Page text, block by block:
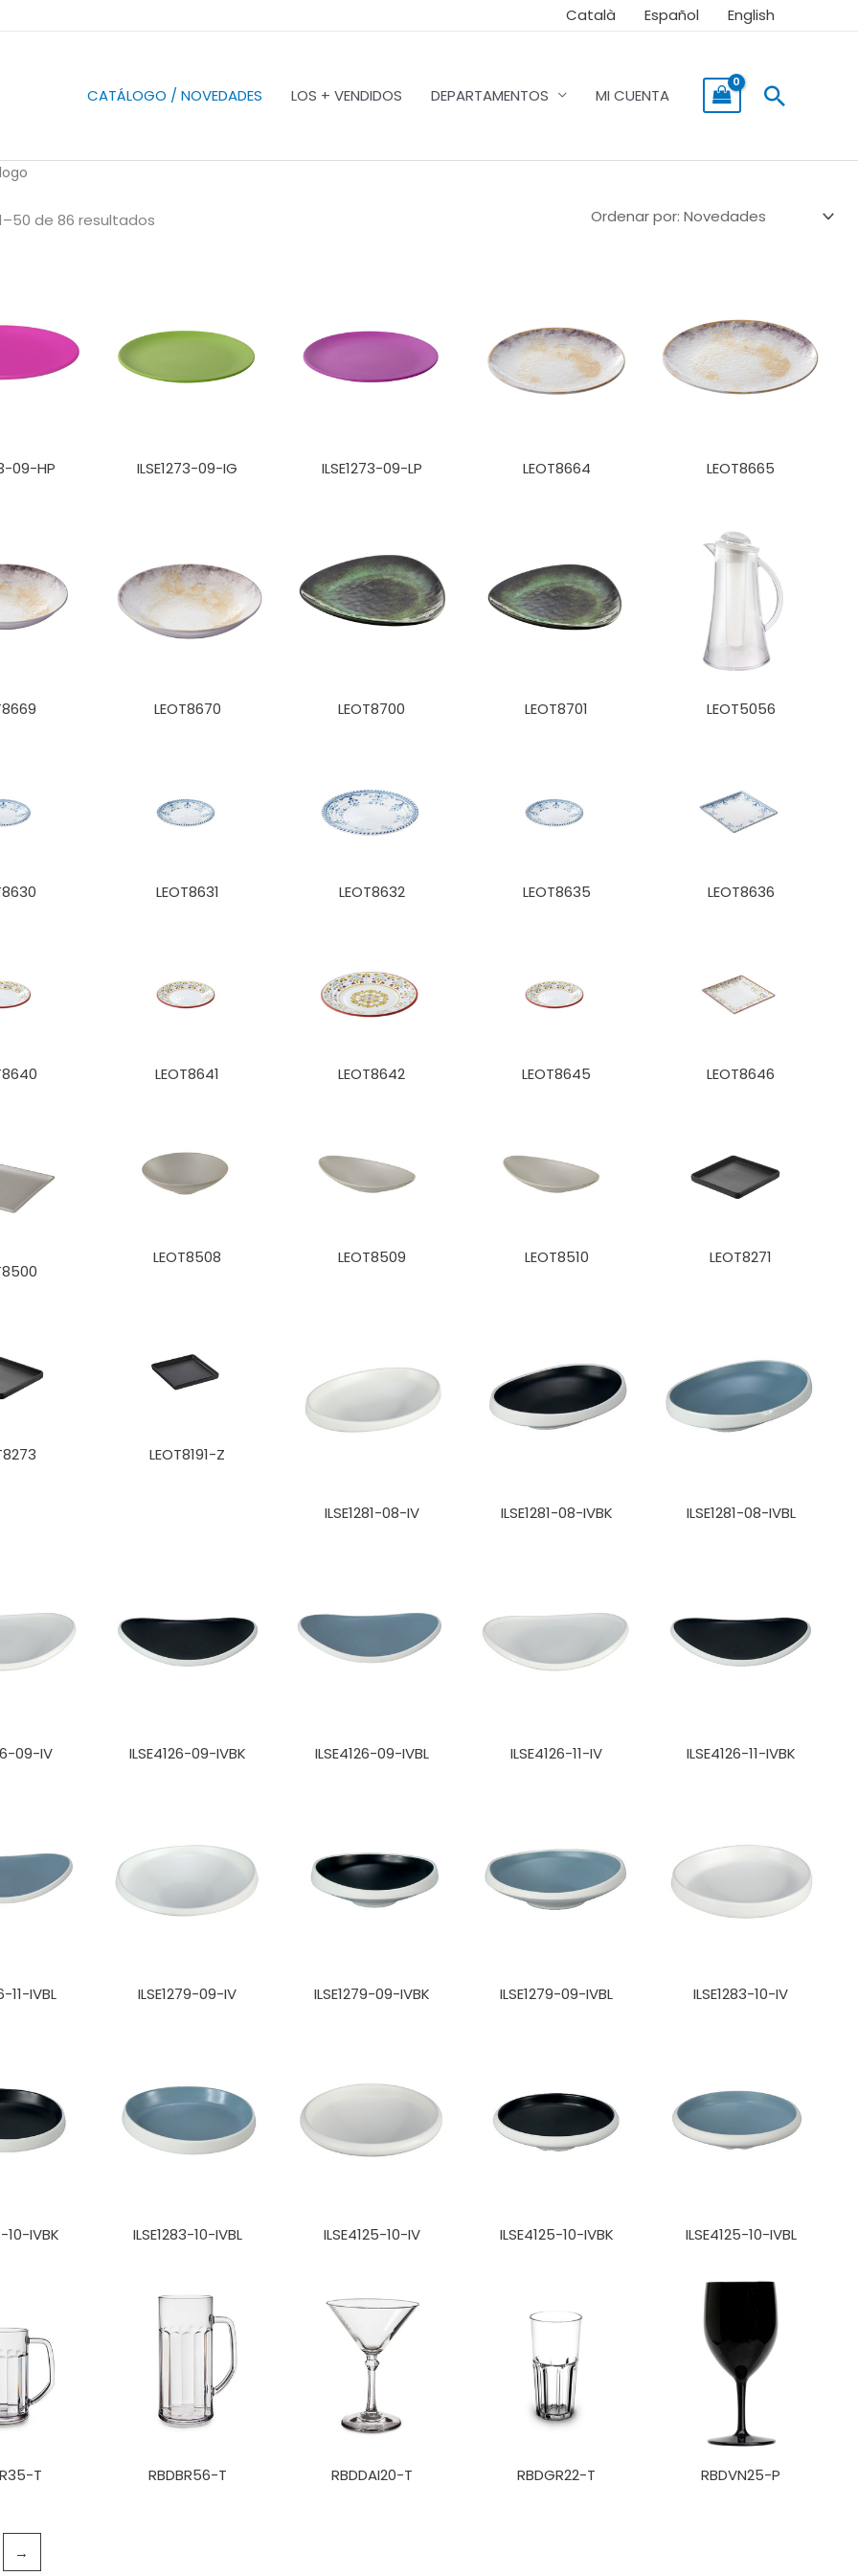
Català Español English
CATÁLOGO / NOVEDADES LOS + VENDIDOS DEPARTAMENTOS MI CUENTA Buscar
de 86 resultados
09-HP ILSE1273-09-IG ILSE1273-09-LP LEOT8664 LEOT8665
LEOT8670 LEOT8700 LEOT8701 LEOT5056
LEOT8631 LEOT8632 LEOT8635 LEOT8636
LEOT8641 LEOT8642 LEOT8645 LEOT8646
LEOT8508 LEOT8509 LEOT8510 LEOT8271
LEOT8191-Z
ILSE1281-08-IV ILSE1281-08-IVBK ILSE1281-08-IVBL
09-IV ILSE4126-09-IVBK ILSE4126-09-IVBL ILSE4126-11-IV ILSE4126-11-IVBK
11-IVBL ILSE1279-09-IV ILSE1279-09-IVBK ILSE1279-09-IVBL ILSE1283-10-IV
10-IVBK ILSE1283-10-IVBL ILSE4125-10-IV ILSE4125-10-IVBK ILSE4125-10-IVBL
T RBDBR56-T RBDDAI20-T RBDGR22-T RBDVN25-P
→